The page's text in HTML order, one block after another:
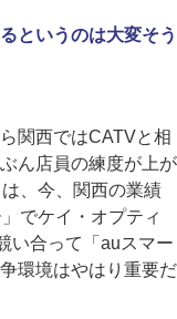
というのは大変そう
関西ではCATVと相
ん店員の練度が上が
、今、関西の業績
でケイ・オプティ
い合って「auスマー
環境はやはり重要だ